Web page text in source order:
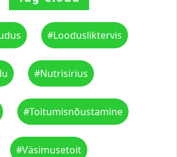
#loodusliktervis
#nutrisirius
#toitumisnõustamine
#väsimusetoit